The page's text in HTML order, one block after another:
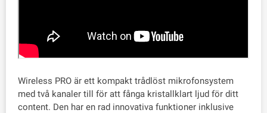
Wireless PRO är ett kompakt trådlöst mikrofonsystem
med två kanaler till för att fånga kristallklart ljud för ditt
content. Den har en rad innovativa funktioner inklusive